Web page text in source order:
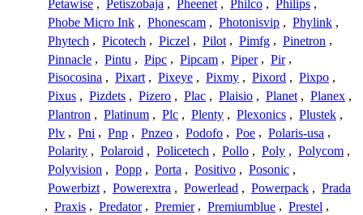
Petawise , Petiszobaja , Pheenet , Philco , Philips ,
Phobe Micro Ink , Phonescam , Photonisvip , Phylink ,
Phytech , Picotech , Piczel , Pilot , Pimfg , Pinetron ,
Pinnacle , Pintu , Pipc , Pipcam , Piper , Pir ,
Pisocosina , Pixart , Pixeye , Pixmy , Pixord , Pixpo ,
Pixus , Pizdets , Pizero , Plac , Plaisio , Planet , Planex ,
Plantron , Platinum , Plc , Plenty , Plexonics , Plustek ,
Plv , Pni , Pnp , Pnzeo , Podofo , Poe , Polaris-usa ,
Polarity , Polaroid , Policetech , Pollo , Poly , Polycom ,
Polyvision , Popp , Porta , Positivo , Posonic ,
Powerbizt , Powerextra , Powerlead , Powerpack , Prada
, Praxis , Predator , Premier , Premiumblue , Prestel ,